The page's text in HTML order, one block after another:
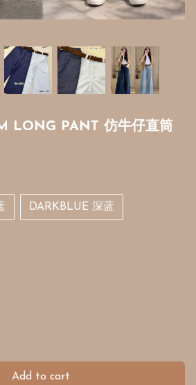
LONG PANT 仿牛仔直筒
DARKBLUE 深蓝
Add to cart